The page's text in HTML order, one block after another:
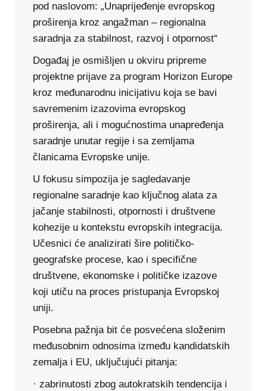
pod naslovom: „Unaprijeđenje evropskog
proširenja kroz angažman – regionalna
saradnja za stabilnost, razvoj i otpornost“
Događaj je osmišljen u okviru pripreme
projektne prijave za program Horizon Europe
kroz međunarodnu inicijativu koja se bavi
savremenim izazovima evropskog
proširenja, ali i mogućnostima unapređenja
saradnje unutar regije i sa zemljama
članicama Evropske unije.
U fokusu simpozija je sagledavanje
regionalne saradnje kao ključnog alata za
jačanje stabilnosti, otpornosti i društvene
kohezije u kontekstu evropskih integracija.
Učesnici će analizirati šire političko-
geografske procese, kao i specifične
društvene, ekonomske i političke izazove
koji utiču na proces pristupanja Evropskoj
uniji.
Posebna pažnja bit će posvećena složenim
međusobnim odnosima između kandidatskih
zemalja i EU, uključujući pitanja:
· zabrinutosti zbog autokratskih tendencija i